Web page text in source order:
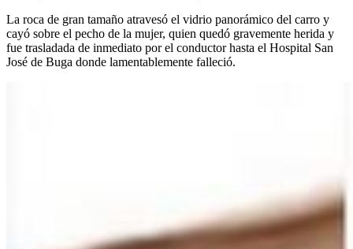
La roca de gran tamaño atravesó el vidrio panorámico del carro y
cayó sobre el pecho de la mujer, quien quedó gravemente herida y
fue trasladada de inmediato por el conductor hasta el Hospital San
José de Buga donde lamentablemente falleció.